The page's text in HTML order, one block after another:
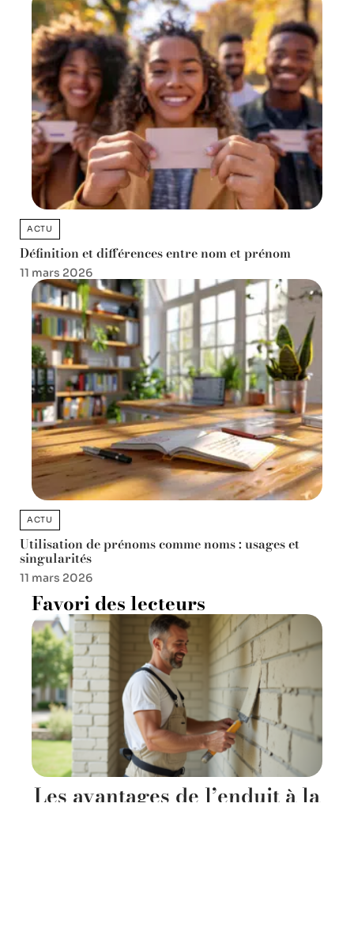
ACTU
Définition et différences entre nom et prénom
11 mars 2026
ACTU
Utilisation de prénoms comme noms : usages et
singularités
11 mars 2026
Favori des lecteurs
Les avantages de l’enduit à la